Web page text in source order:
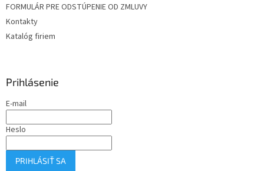
FORMULÁR PRE ODSTÚPENIE OD ZMLUVY
Kontakty
Katalóg firiem
Prihlásenie
E-mail
Heslo
PRIHLÁSIŤ SA